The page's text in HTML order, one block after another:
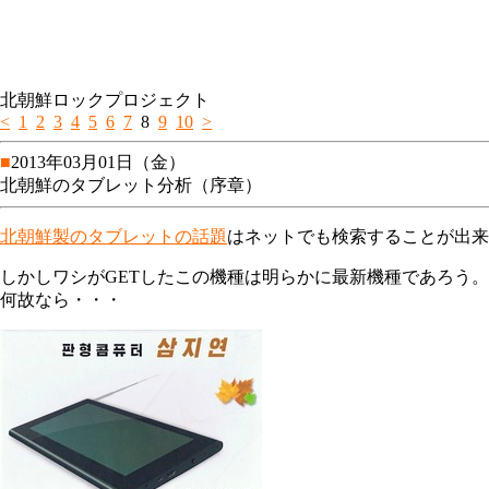
北朝鮮ロックプロジェクト
< 1 2 3 4 5 6 7 8 9 10 >
■2013年03月01日（金）
北朝鮮のタブレット分析（序章）
北朝鮮製のタブレットの話題はネットでも検索することが出
しかしワシがGETしたこの機種は明らかに最新機種であろう。
何故なら・・・